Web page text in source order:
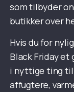
som tilbyder
butikker over
Hvis du for
Black Friday
i nyttige ting
affugtere,